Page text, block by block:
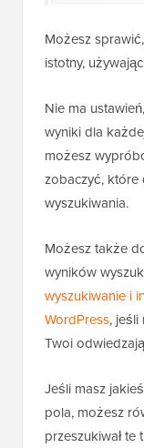
Możesz
istotny,
Nie ma
wyniki dla
możesz
zobaczyć, które
wyszukiwania.
Możesz także
wyników
wyszukiwanie i
WordPress, jeśli
Twoi
Jeśli masz jakieś
pola, możesz
przeszukiwał